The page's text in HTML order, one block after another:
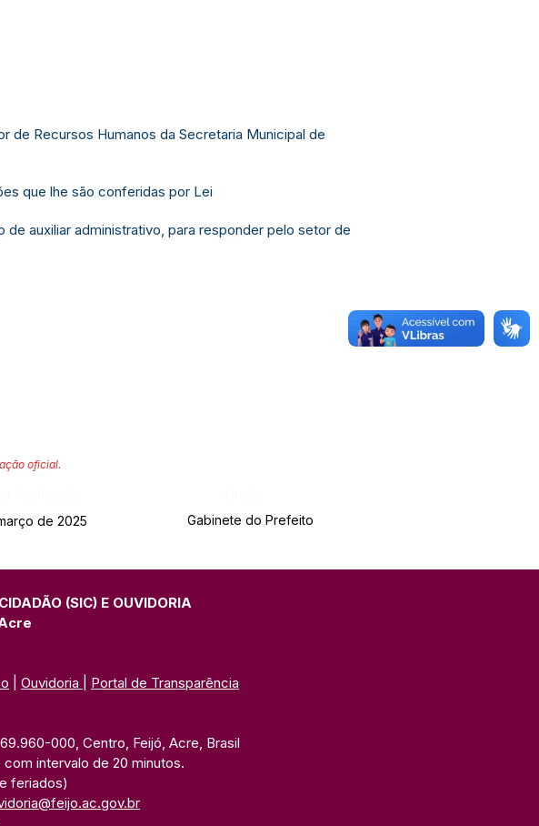
de Recursos Humanos da Secretaria Municipal de
que lhe são conferidas por Lei
de auxiliar administrativo, para responder pelo setor de
oficial.
de 2025 Gabinete do Prefeito
(SIC) E OUVIDORIA
Ouvidoria Portal de Transparência
000, Centro, Feijó, Acre, Brasil
com intervalo de 20 minutos.
feriados)